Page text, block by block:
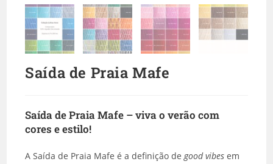
Saída de Praia Mafe
Saída de Praia Mafe – viva o verão com
cores e estilo!
A Saída de Praia Mafe é a definição degood vibes em